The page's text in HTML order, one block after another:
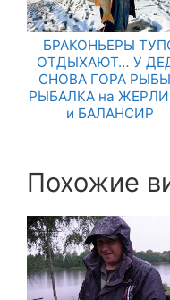
БРАКОНЬЕРЫ
ОТДЫХАЮТ… У
СНОВА ГОРА
РЫБАЛКА на
и БАЛАНСИР
Похожие